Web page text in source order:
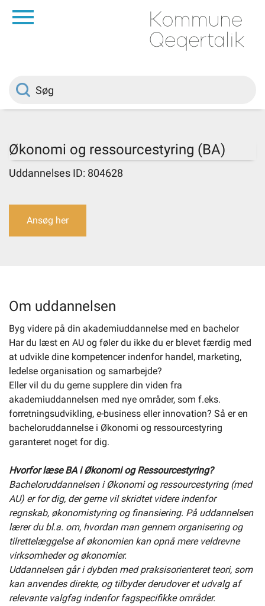
Borger
Om kommunen
Selvbetjening
Planportal
Tidsbestilling
Økonomi og ressourcestyring (BA)
Uddannelses ID: 804628
Ansøg her
Om uddannelsen
Byg videre på din akademiuddannelse med en bachelor
Har du læst en AU og føler du ikke du er blevet færdig med
at udvikle dine kompetencer indenfor handel, marketing,
ledelse organisation og samarbejde?
Eller vil du du gerne supplere din viden fra
akademiuddannelsen med nye områder, som f.eks.
forretningsudvikling, e-business eller innovation? Så er en
bacheloruddannelse i Økonomi og ressourcestyring
garanteret noget for dig.
Hvorfor læse BA i Økonomi og Ressourcestyring?
Bacheloruddannelsen i Økonomi og ressourcestyring (med
AU) er for dig, der gerne vil skridtet videre indenfor
regnskab, økonomistyring og finansiering. På uddannelsen
lærer du bl.a. om, hvordan man gennem organisering og
tilrettelæggelse af økonomien kan opnå mere veldrevne
virksomheder og økonomier.
Uddannelsen går i dybden med praksisorienteret teori, som
kan anvendes direkte, og tilbyder derudover et udvalg af
relevante valgfag indenfor fagspecifikke områder.